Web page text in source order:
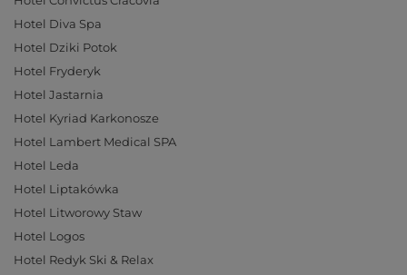
Hotel Diva Spa
Hotel Dziki Potok
Hotel Fryderyk
Hotel Jastarnia
Hotel Kyriad Karkonosze
Hotel Lambert Medical SPA
Hotel Leda
Hotel Liptakówka
Hotel Litworowy Staw
Hotel Logos
Hotel Redyk Ski & Relax